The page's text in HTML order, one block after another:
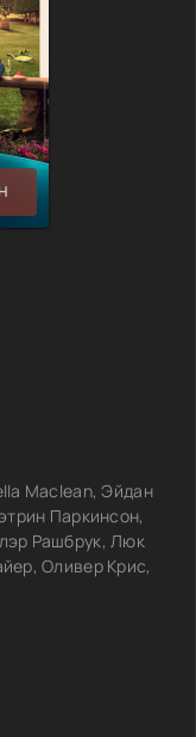
Maclean, Эйдан
Паркинсон,
Рашбрук, Люк
Оливер Крис,